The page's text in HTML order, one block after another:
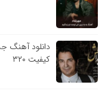
دانلود آهنگ
کیفیت ۳۲۰